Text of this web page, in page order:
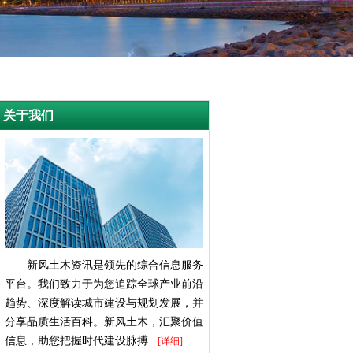
关于我们
新风土木资讯是领先的综合信息服务
平台。我们致力于为您追踪全球产业前沿
趋势、深度解读城市建设与规划发展，并
分享品质生活百科。新风土木，汇聚价值
信息，助您把握时代建设脉搏... [详细]